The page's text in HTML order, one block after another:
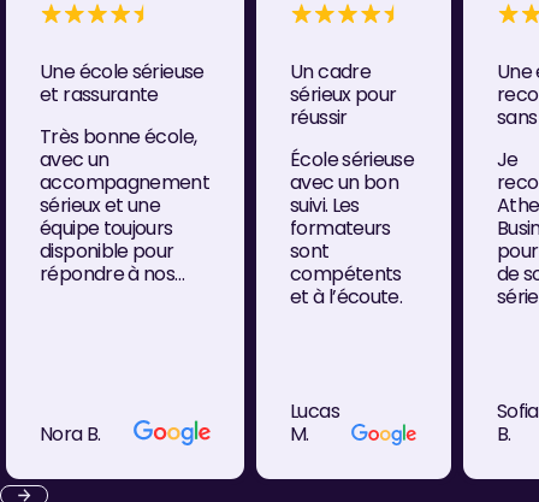
Une école sérieuse
et rassurante
Très bonne école,
avec un
accompagnement
sérieux et une
équipe toujours
disponible pour
répondre à nos
Nora B.
Un cadre
sérieux pour
réussir
École sérieuse
avec un bon
suivi. Les
formateurs
sont
compétents
et à l’écoute.
Lucas
M.
Une
Je
de
B.